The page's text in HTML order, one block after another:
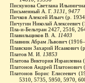
Пискунова Светлана
Письменный А. Г. 3131, 9477
Пичков Алексей Ильич (р.
Пичугин Николай Алексеевич
Пла‑и‑Бельтран 2427, 2516,
Плавильщиков В. А. 11403
Плавник Абрам Львович
Плавскин Захарий Исаакович
Платов М. И. 13853
Платова Виктория Израилевна
Платонов Андрей
Платонов Борис Елисеевич
5310, 5735, 5950, 5970,